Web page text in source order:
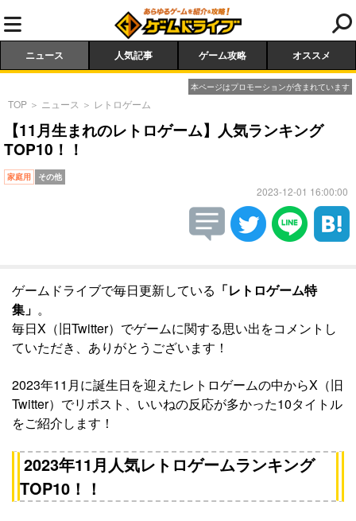
ニュース 人気記事 ゲーム攻略 オススメ
本ページはプロモーションが含まれています
TOP ＞ ニュース ＞ レトロゲーム
【11月生まれのレトロゲーム】人気ランキング
TOP10！！
家庭用 その他
2023-12-01 16:00:00
ゲームドライブで毎日更新している 「レトロゲーム特
集」 。
毎日X（旧Twitter）でゲームに関する思い出をコメントし
ていただき、ありがとうございます！
2023年11月に誕生日を迎えたレトロゲームの中からX（旧
Twitter）でリポスト、いいねの反応が多かった10タイトル
をご紹介します！
2023年11月人気レトロゲームランキング
TOP10！！